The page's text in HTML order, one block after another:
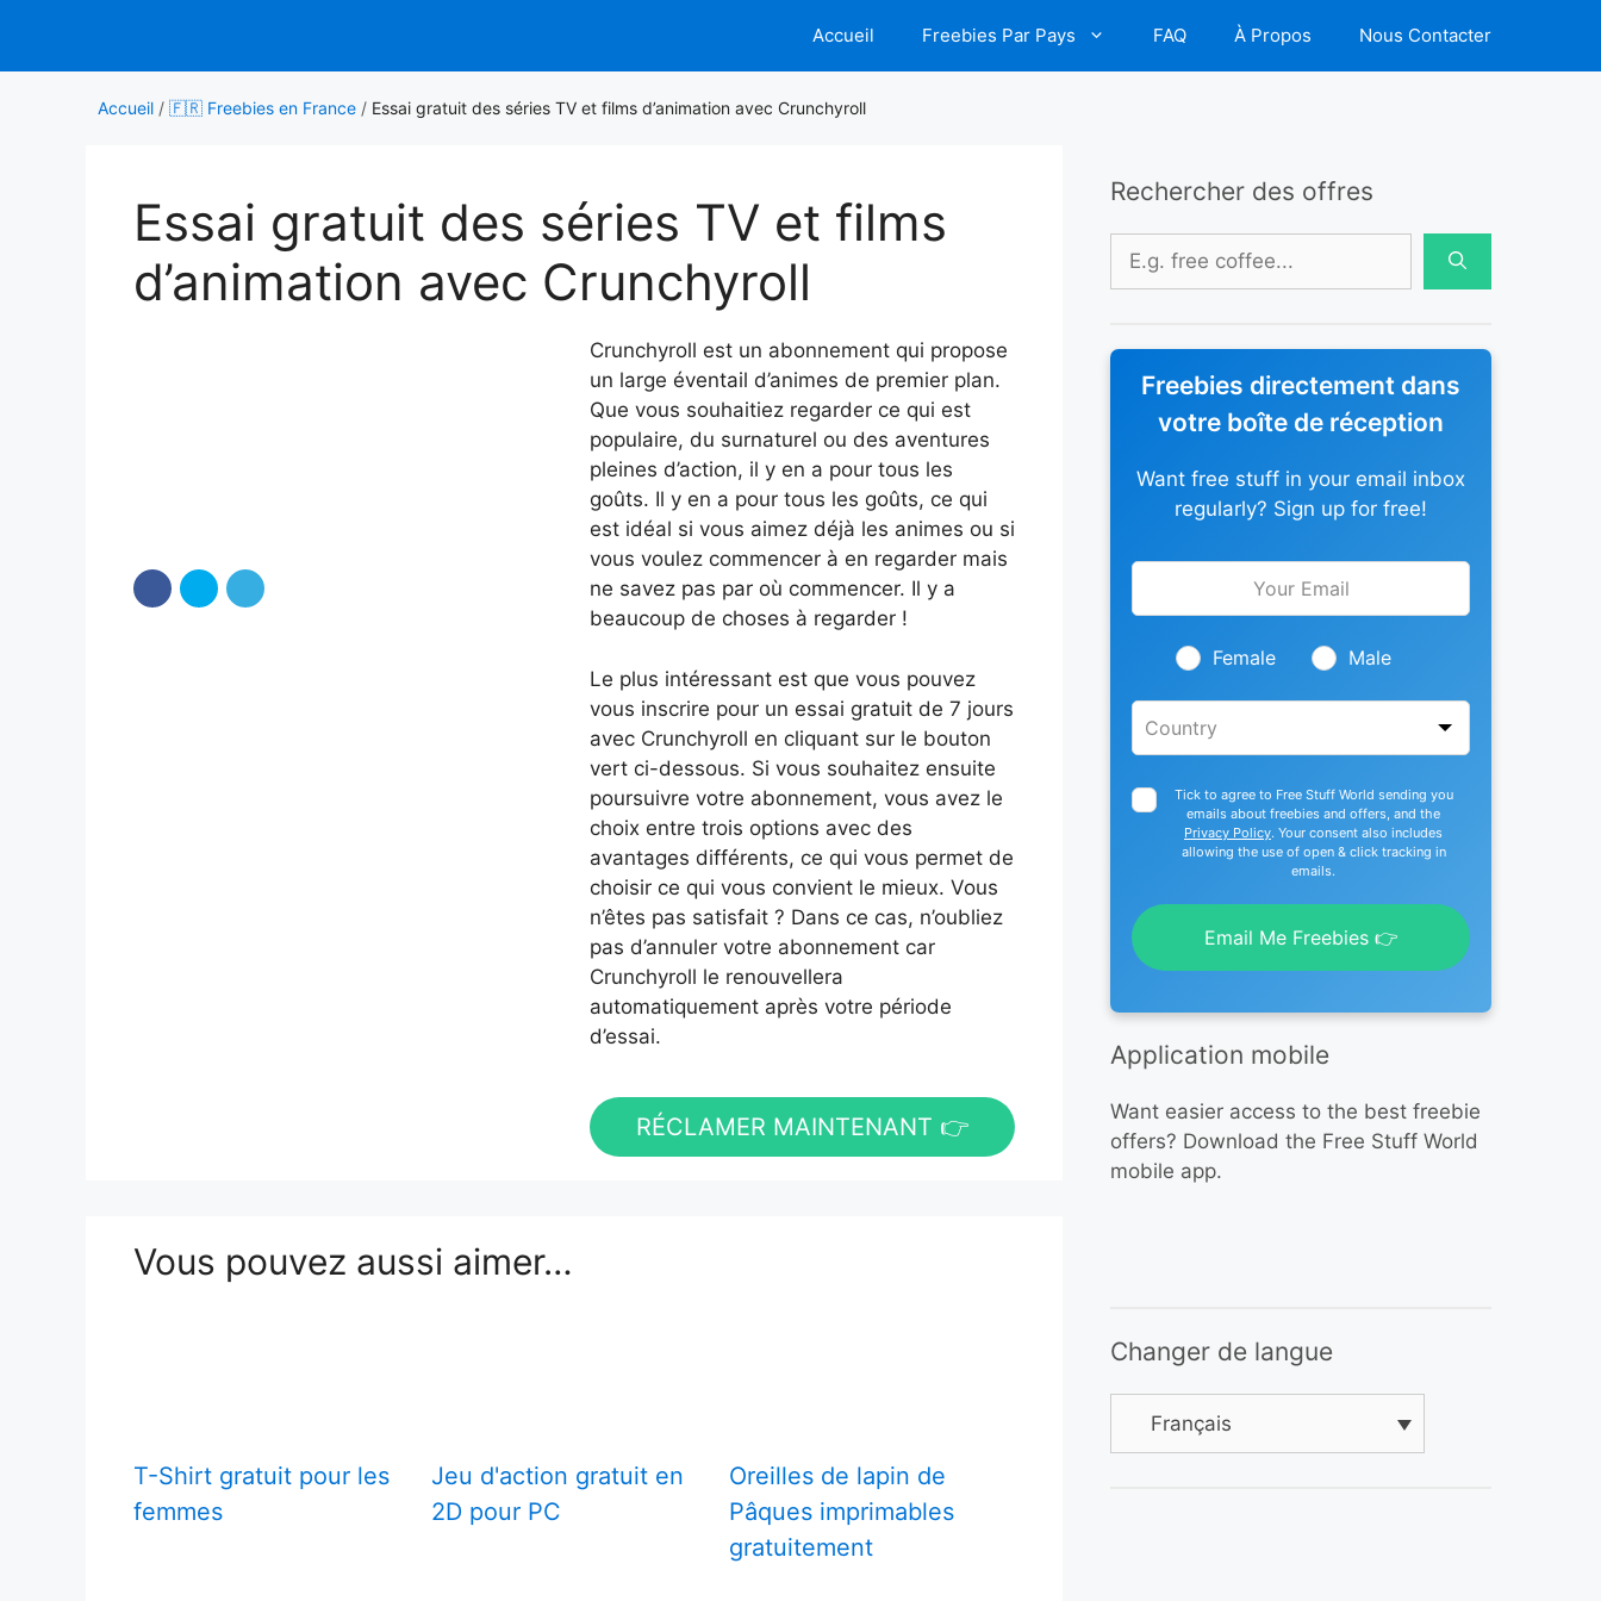
contenu
Accueil Freebies Par Pays FAQ À Propos Nous Contacter
Accueil / 🇫🇷 Freebies en France / Essai gratuit des séries TV et films d’animation avec Crunchyroll
Essai gratuit des séries TV et films
d’animation avec Crunchyroll
Crunchyroll est un abonnement qui propose
un large éventail d’animes de premier plan.
Que vous souhaitiez regarder ce qui est
populaire, du surnaturel ou des aventures
pleines d’action, il y en a pour tous les
goûts. Il y en a pour tous les goûts, ce qui
est idéal si vous aimez déjà les animes ou si
vous voulez commencer à en regarder mais
ne savez pas par où commencer. Il y a
beaucoup de choses à regarder !
Le plus intéressant est que vous pouvez
vous inscrire pour un essai gratuit de 7 jours
avec Crunchyroll en cliquant sur le bouton
vert ci-dessous. Si vous souhaitez ensuite
poursuivre votre abonnement, vous avez le
choix entre trois options avec des
avantages différents, ce qui vous permet de
choisir ce qui vous convient le mieux. Vous
n’êtes pas satisfait ? Dans ce cas, n’oubliez
pas d’annuler votre abonnement car
Crunchyroll le renouvellera
automatiquement après votre période
d’essai.
RÉCLAMER MAINTENANT 👉
Vous pouvez aussi aimer…
T-Shirt gratuit pour les
femmes
Jeu d'action gratuit en
2D pour PC
Oreilles de lapin de
Pâques imprimables
gratuitement
Rechercher des offres
Rechercher :
Freebies directement dans
votre boîte de réception
Want free stuff in your email inbox
regularly? Sign up for free!
Leave
blank
Female Male
Tick to agree to Free Stuff World sending you
emails about freebies and offers, and the
Privacy Policy. Your consent also includes
allowing the use of open & click tracking in
emails.
Email Me Freebies 👉
Application mobile
Want easier access to the best freebie
offers? Download the Free Stuff World
mobile app.
Changer de langue
Français